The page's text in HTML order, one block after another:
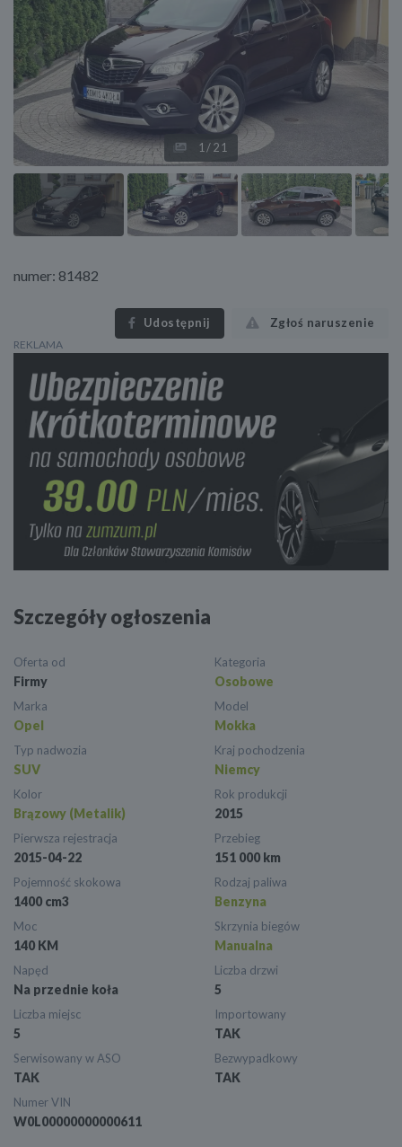
Previous Next
1 /21
numer: 81482
Udostępnij Zgłoś naruszenie
REKLAMA
Szczegóły ogłoszenia
Oferta od
Firmy
Kategoria
Osobowe
Marka
Opel
Model
Mokka
Typ nadwozia
SUV
Kraj pochodzenia
Niemcy
Kolor
Brązowy (Metalik)
Rok produkcji
2015
Pierwsza rejestracja
2015-04-22
Przebieg
151 000 km
Pojemność skokowa
1400 cm3
Rodzaj paliwa
Benzyna
Moc
140 KM
Skrzynia biegów
Manualna
Napęd
Na przednie koła
Liczba drzwi
5
Liczba miejsc
5
Importowany
TAK
Serwisowany w ASO
TAK
Bezwypadkowy
TAK
Numer VIN
W0L00000000000611